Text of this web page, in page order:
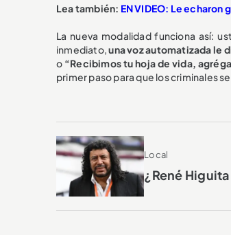
Lea también: EN VIDEO: Le echaron
La nueva modalidad funciona así:
inmediato,una voz automatizada le
o “Recibimos tu hoja de vida,
primer paso para que los criminales
Local
¿René